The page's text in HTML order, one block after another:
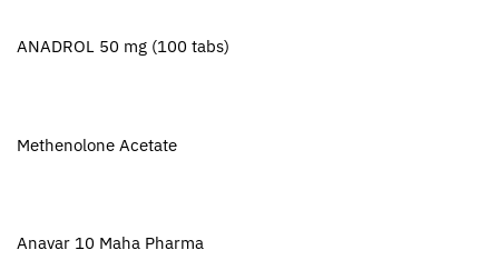
ANADROL 50 mg (100 tabs)
Methenolone Acetate
Anavar 10 Maha Pharma